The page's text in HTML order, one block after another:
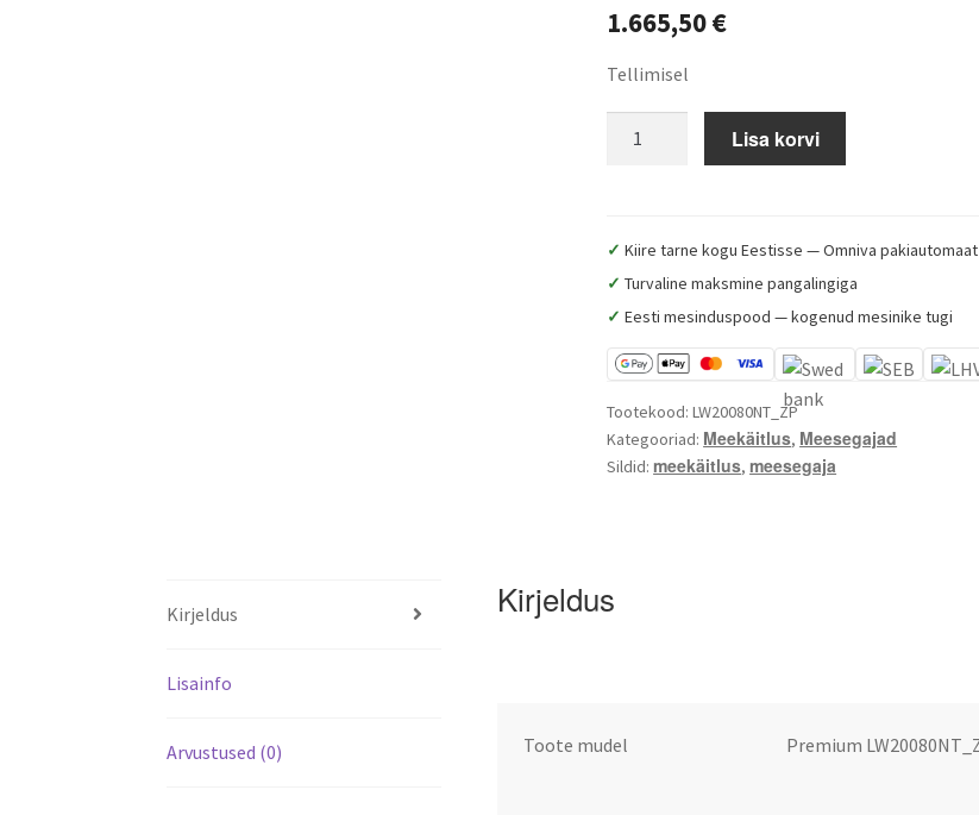
1.665,50€
Tellimisel
L,
230
Lisa korvi
✓ Kiire tarne kogu Eestisse — Omniva
✓ Turvaline maksmine pangalingiga
✓ Eesti mesinduspood — kogenud mesinike tugi
Tootekood:LW20080NT_ZP
Kategooriad: Meekäitlus, Meesegajad
Sildid:meekäitlus,meesegaja
Kirjeldus
Lisainfo
Arvustused (0)
Kirjeldus
Toote mudel Premium